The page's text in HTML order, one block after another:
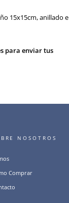
15x15cm, anillado e
para enviar tus
NOSOTROS
Comprar